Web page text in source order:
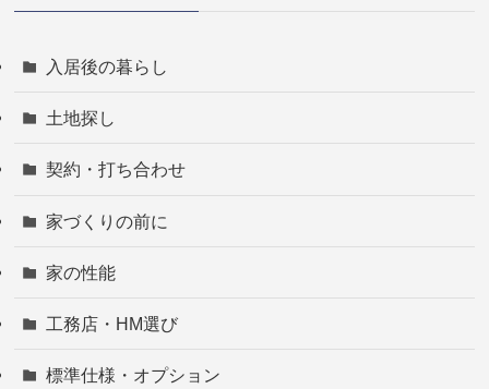
入居後の暮らし
土地探し
契約・打ち合わせ
家づくりの前に
家の性能
工務店・HM選び
標準仕様・オプション